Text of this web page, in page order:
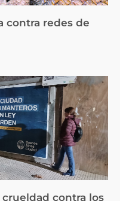
contra redes de
crueldad contra los